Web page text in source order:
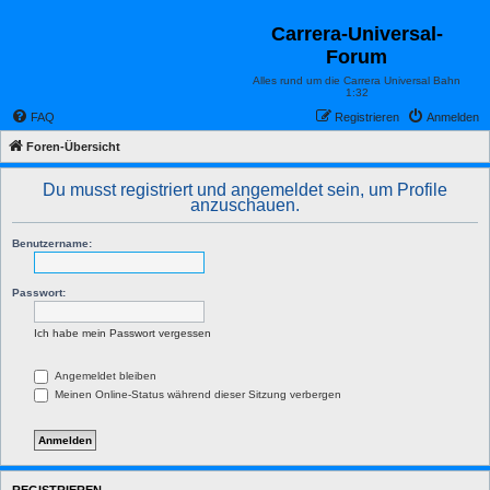
Carrera-Universal-
Forum
Alles rund um die Carrera Universal Bahn
1:32
FAQ Anmelden
Registrieren
Foren-Übersicht
Du musst registriert und angemeldet sein, um Profile
anzuschauen.
Benutzername:
Passwort:
Ich habe mein Passwort vergessen
Angemeldet bleiben
Meinen Online-Status während dieser Sitzung verbergen